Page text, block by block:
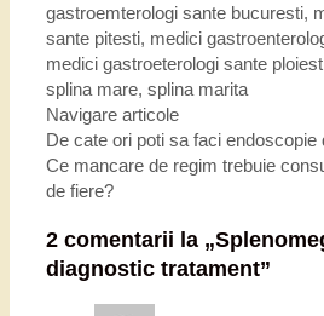
gastroemterologi sante bucuresti,
sante pitesti, medici
medici gastroeterologi sante
splina mare, splina marita
Navigare articole
De cate ori poti sa faci
Ce mancare de regim trebuie
de fiere?
2 comentarii la „
diagnostic tratament”